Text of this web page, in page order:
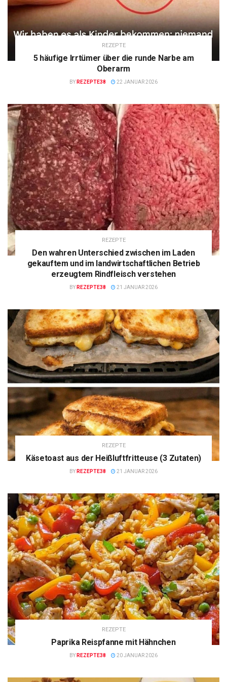
REZEPTE
5 häufige Irrtümer über die runde Narbe am
Oberarm
BY REZEPTE38 22 JANUAR 2026
REZEPTE
Den wahren Unterschied zwischen im Laden
gekauftem und im landwirtschaftlichen Betrieb
erzeugtem Rindfleisch verstehen
BY REZEPTE38 21 JANUAR 2026
REZEPTE
Käsetoast aus der Heißluftfritteuse (3 Zutaten)
BY REZEPTE38 21 JANUAR 2026
REZEPTE
Paprika Reispfanne mit Hähnchen
BY REZEPTE38 20 JANUAR 2026